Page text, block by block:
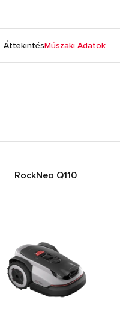
ÁttekintésMűszaki Adatok
RockNeo Q110